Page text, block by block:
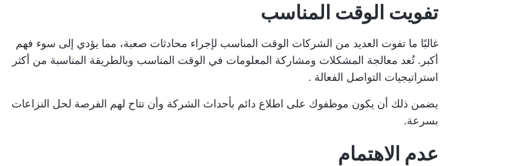
تفويت الوقت المناسب
غالبًا ما تفوت العديد من الشركات الوقت المناسب لإجراء محادثات صعبة، مما يؤدي إلى سوء فهم
أكبر. تُعد معالجة المشكلات ومشاركة المعلومات في الوقت المناسب وبالطريقة المناسبة من أكثر
استراتيجيات التواصل الفعالة .
يضمن ذلك أن يكون موظفوك على اطلاع دائم بأحداث الشركة وأن تتاح لهم الفرصة لحل النزاعات
بسرعة.
عدم الاهتمام